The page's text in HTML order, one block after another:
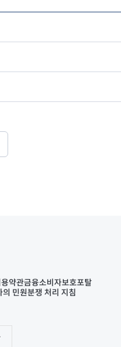
용약관금융소비자보호포탈
의 민원분쟁 처리 지침